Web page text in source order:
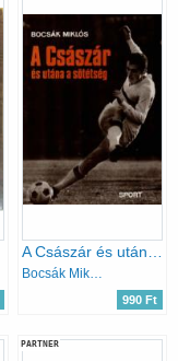
Bocsák Miklós
990 Ft
PARTNER